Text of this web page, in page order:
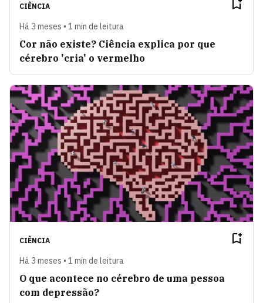
CIÊNCIA
Há 3 meses • 1 min de leitura
Cor não existe? Ciência explica por que
cérebro 'cria' o vermelho
CIÊNCIA
Há 3 meses • 1 min de leitura
O que acontece no cérebro de uma pessoa
com depressão?